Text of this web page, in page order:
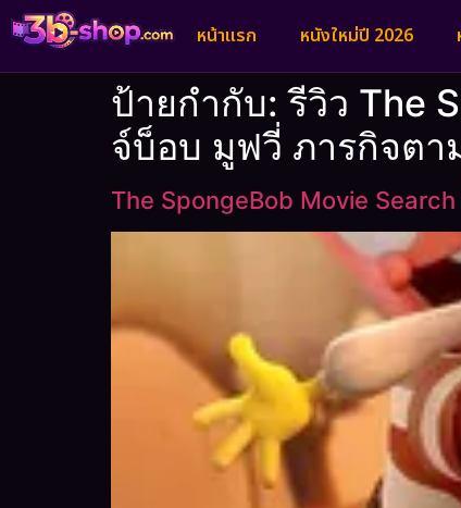
หน้าแรก หนังใหม่ปี 2026
ป้ายกำกับ:รีวิว The
จ์บ็อบ มูฟวี่ ภารกิจต
The SpongeBob Movie